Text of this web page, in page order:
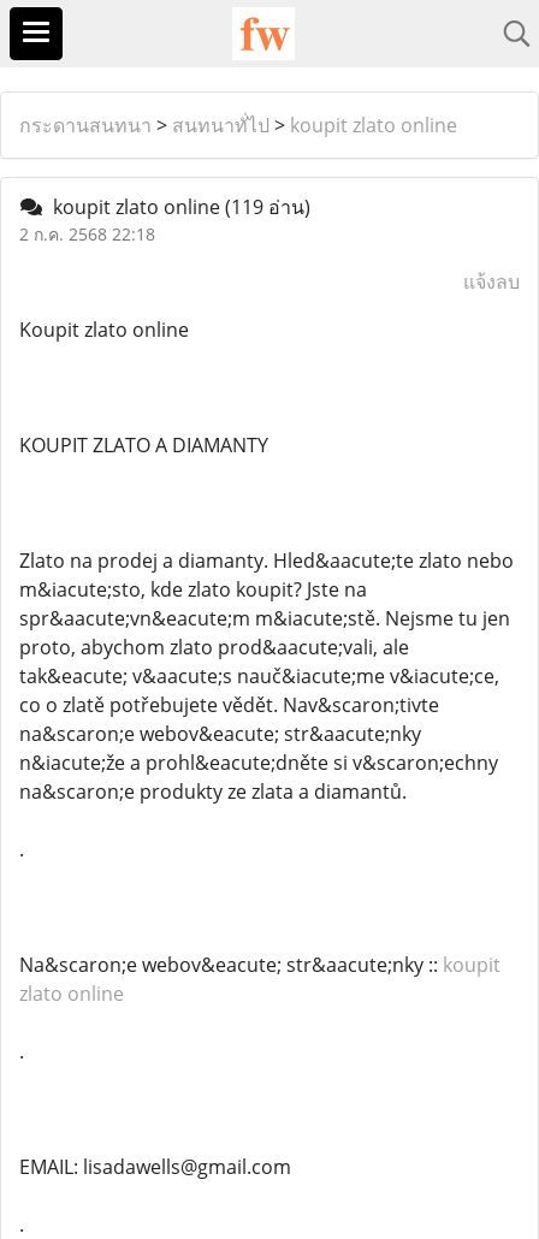
กระดานสนทนา > สนทนาทั่ไป > koupit zlato online
koupit zlato online(119 อ่าน)
2 ก.ค. 2568 22:18
แจ้งลบ
Koupit zlato online
KOUPIT ZLATO A DIAMANTY
Zlato na prodej a diamanty. Hled&aacute;te zlato nebo
m&iacute;sto, kde zlato koupit? Jste na
spr&aacute;vn&eacute;m m&iacute;stě. Nejsme tu jen
proto, abychom zlato prod&aacute;vali, ale
tak&eacute; v&aacute;s nauč&iacute;me v&iacute;ce,
co o zlatě potřebujete vědět. Nav&scaron;tivte
na&scaron;e webov&eacute; str&aacute;nky
n&iacute;že a prohl&eacute;dněte si v&scaron;echny
na&scaron;e produkty ze zlata a diamantů.
.
Na&scaron;e webov&eacute; str&aacute;nky :: koupit
zlato online
.
EMAIL: lisadawells@gmail.com
.